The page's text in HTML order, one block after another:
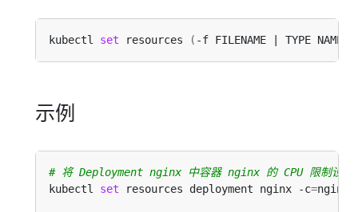
kubectl set resources ( -f FILENAME | TYPE NAME
示例
# 将 Deployment nginx 中容器 nginx 的 CPU 限制设置
kubectl set resources deployment nginx -c=